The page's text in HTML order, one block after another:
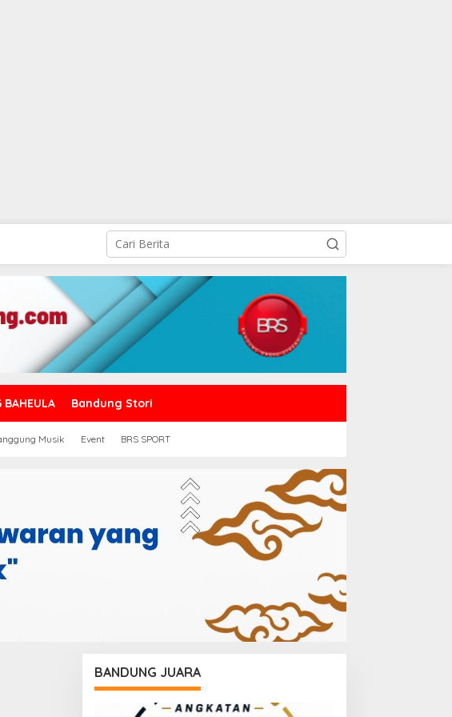
BAHEULA Bandung Stori
Musik Event BRS SPORT
BANDUNG JUARA